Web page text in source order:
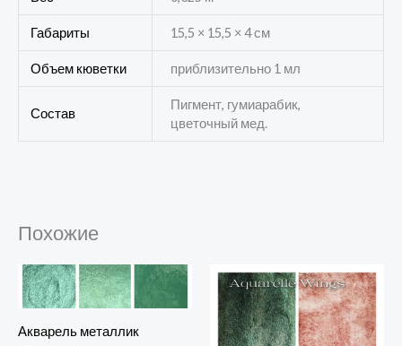
Габариты 15,5 × 15,5 × 4 см
Объем кюветки приблизительно 1 мл
Состав
Пигмент, гумиарабик,
цветочный мед.
Похожие
Акварель металлик